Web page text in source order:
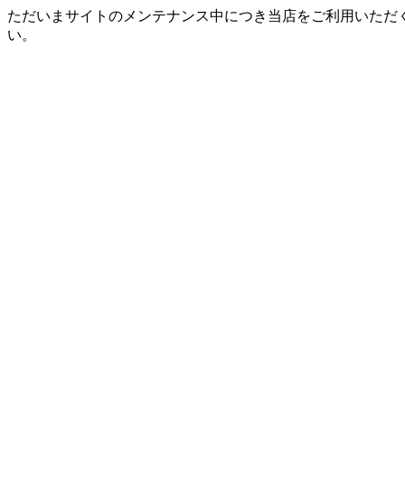
ただいまサイトのメンテナンス中につき当店をご利用いた
い。